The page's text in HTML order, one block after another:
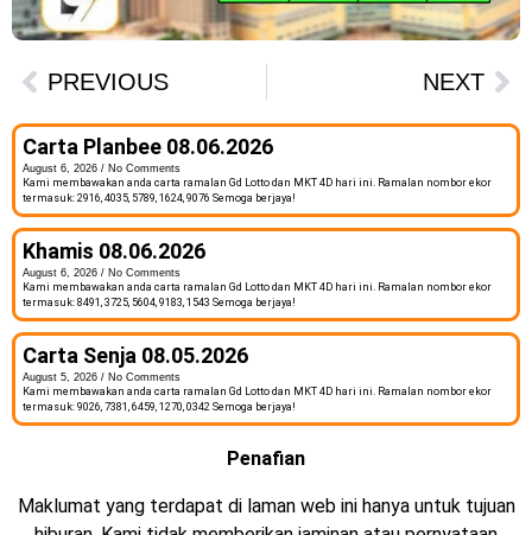
PREVIOUS NEXT
Carta Planbee 08.06.2026
August 6, 2026
No Comments
Kami membawakan anda carta ramalan Gd Lotto dan MKT 4D hari ini. Ramalan nombor ekor
termasuk: 2916, 4035, 5789, 1624, 9076 Semoga berjaya!
Khamis 08.06.2026
August 6, 2026
No Comments
Kami membawakan anda carta ramalan Gd Lotto dan MKT 4D hari ini. Ramalan nombor ekor
termasuk: 8491, 3725, 5604, 9183, 1543 Semoga berjaya!
Carta Senja 08.05.2026
August 5, 2026
No Comments
Kami membawakan anda carta ramalan Gd Lotto dan MKT 4D hari ini. Ramalan nombor ekor
termasuk: 9026, 7381, 6459, 1270, 0342 Semoga berjaya!
Penafian
Maklumat yang terdapat di laman web ini hanya untuk tujuan